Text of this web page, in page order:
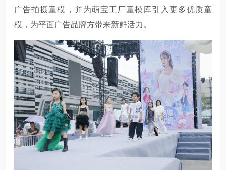
广告拍摄童模，并为萌宝工厂童模库引入更多优质童
模，为平面广告品牌方带来新鲜活力。